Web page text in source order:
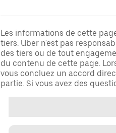
Les informations de cette
tiers. Uber n'est pas
des tiers ou de tout
du contenu de cette page.
vous concluez un accord
partie. Si vous avez des